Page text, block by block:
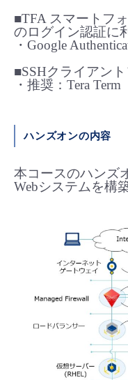
■TFA スマートフ
のログイン認証に
・Google
■SSHクライアン
・推奨：Tera Term
ハンズオンの内容
本コースのハンズ
Webシステムを構